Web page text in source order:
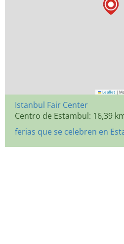
Leaflet |
Istanbul Fair Center
Centro de Estambul: 16,39
ferias que se celebren en